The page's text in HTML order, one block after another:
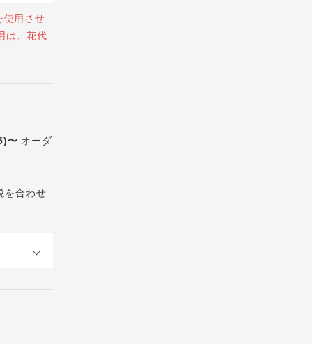
使用させ
は、花代
〜 オーダ
を合わせ